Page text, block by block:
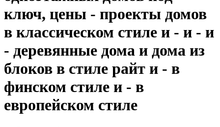
ключ, цены - проекты домов
в классическом стиле и - и - и
- деревянные дома и дома из
блоков в стиле райт и - в
финском стиле и - в
европейском стиле